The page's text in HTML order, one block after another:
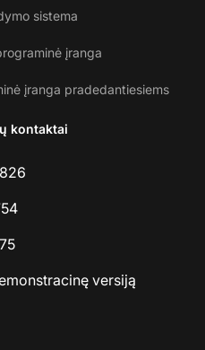
sistema
įranga
įranga pradedantiesiems
kontaktai
versiją